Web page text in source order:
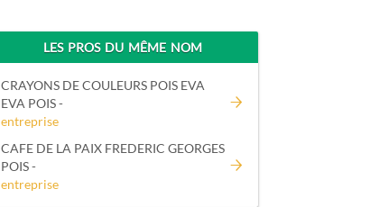
LES PROS DU MÊME NOM
CRAYONS DE COULEURS POIS EVA
EVA POIS -
entreprise
CAFE DE LA PAIX FREDERIC GEORGES
POIS -
entreprise